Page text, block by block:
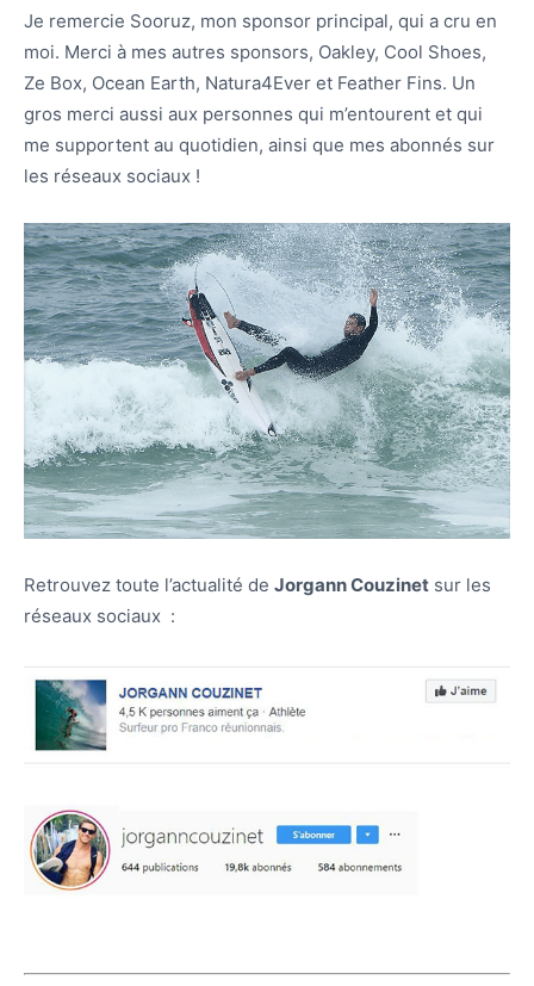
Je remercie Sooruz, mon sponsor principal, qui a cru en
moi. Merci à mes autres sponsors, Oakley, Cool Shoes,
Ze Box, Ocean Earth, Natura4Ever et Feather Fins. Un
gros merci aussi aux personnes qui m’entourent et qui
me supportent au quotidien, ainsi que mes abonnés sur
les réseaux sociaux !
Retrouvez toute l’actualité de Jorgann Couzinet sur les
réseaux sociaux :